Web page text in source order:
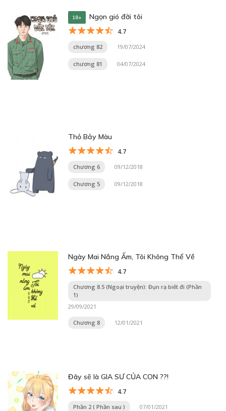
18+ Ngọn gió đời tôi
4.7
chương 82 19/07/2024
chương 81 04/07/2024
Thỏ Bảy Màu
4.7
Chương 6 09/12/2018
Chương 5 09/12/2018
Ngày Mai Nắng Ấm, Tôi Không Thể Về
4.7
Chương 8.5 (Ngoại truyện): Đụn rạ biết đi (Phần
1)
29/09/2021
Chương 8 12/01/2021
Đây sẽ là GIA SƯ CỦA CON ??!
4.7
Phần 2 ( Phần sau ) 07/01/2021